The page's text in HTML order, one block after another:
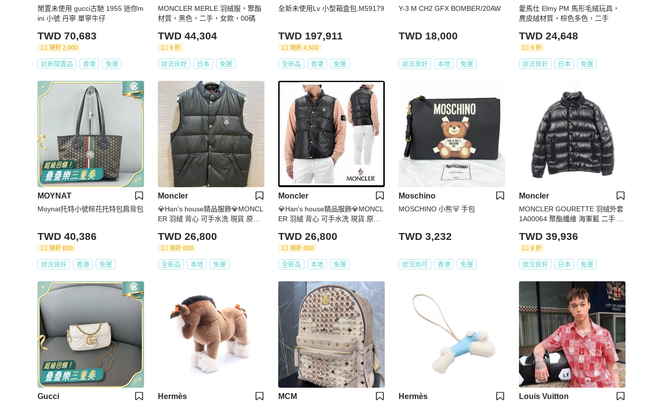
閒置未使用 gucci古馳 1955 迷你m
ini 小號 丹寧 單寧牛仔
TWD 70,683
現折 2,000
近新閒置品 香港 免運
MONCLER MERLE 羽絨服，聚酯
材質，黑色，二手，女款，00碼
TWD 44,304
9 折
狀況良好 日本 免運
全新未使用Lv 小型箱盒包,M59179
TWD 197,911
現折 4,500
全新品 香港 免運
Y-3 M CH2 GFX BOMBER/20AW
TWD 18,000
狀況良好 本地 免運
愛馬仕 Elmy PM 馬形毛絨玩具，
麂皮絨材質，棕色多色，二手
TWD 24,648
9 折
狀況良好 日本 免運
MOYNAT
Moynat托特小號棕花托特包肩背包
TWD 40,386
現折 800
狀況良好 香港 免運
Moncler
💎Han's house精品服飾💎MONCL
ER 羽絨 背心 可手水洗 現貨 原價3
TWD 26,800
現折 800
全新品 本地 免運
Moncler
💎Han's house精品服飾💎MONCL
ER 羽絨 背心 可手水洗 現貨 原價3
TWD 26,800
現折 800
全新品 本地 免運
Moschino
MOSCHINO 小熊🐻 手包
TWD 3,232
狀況尚可 香港 免運
Moncler
MONCLER GOURETTE 羽絨外套
1A00064 聚酯纖維 海軍藍 二手 男
TWD 39,936
9 折
狀況良好 日本 免運
Gucci Hermès MCM Hermès Louis Vuitton